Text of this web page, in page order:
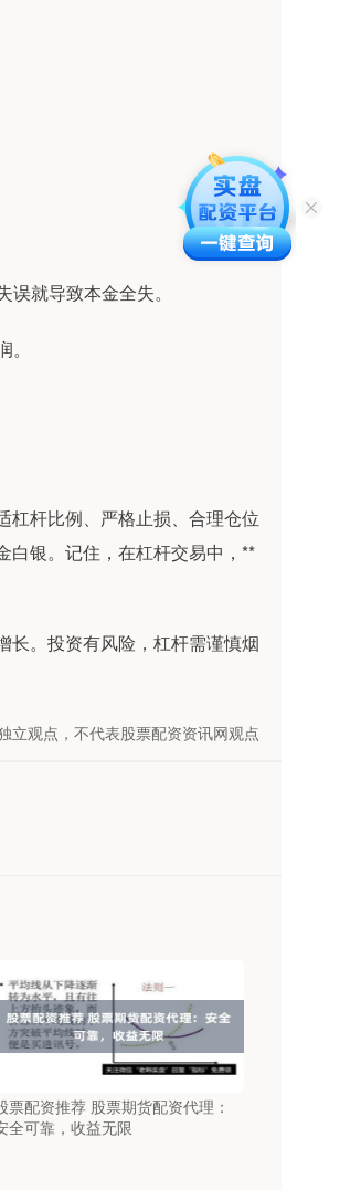
就导致本金全失。
杠杆比例、严格止损、合理仓位
白银。记住，在杠杆交易中，**
长。投资有风险，杠杆需谨慎烟
立观点，不代表股票配资资讯网观点
票配资推荐 股票期货配资代理：
全可靠，收益无限